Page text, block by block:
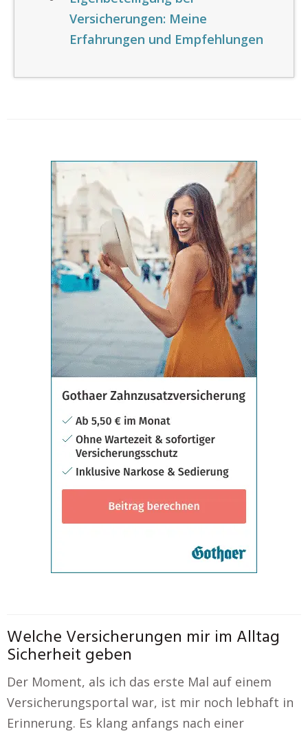
Versicherungen: Meine
Erfahrungen und Empfehlungen
Welche Versicherungen mir im Alltag
Sicherheit geben
Der Moment, als ich das erste Mal auf einem
Versicherungsportal war, ist mir noch lebhaft in
Erinnerung. Es klang anfangs nach einer